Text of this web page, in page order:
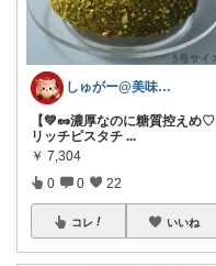
しゅがー@美味しいスイーツや雑貨紹介
【💚🥜濃厚なのに糖質控えめ♡
リッチピスタチ ...
￥ 7,304
0 0 22
コレ いいね